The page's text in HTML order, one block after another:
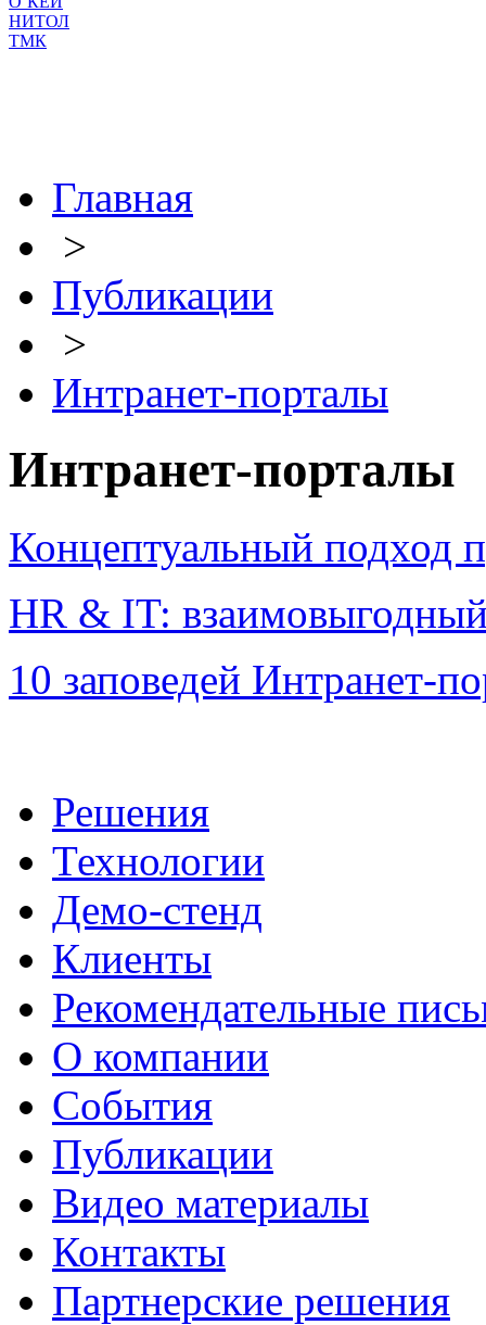
НИТОЛ
ТМК
Главная
>
Публикации
>
Интранет-порталы
Интранет-порталы
Концептуальный подход
HR & IT:
10 заповедей Интранет-
Решения
Технологии
Демо-стенд
Клиенты
Рекомендательные
О компании
События
Публикации
Видео материалы
Контакты
Партнерские решения